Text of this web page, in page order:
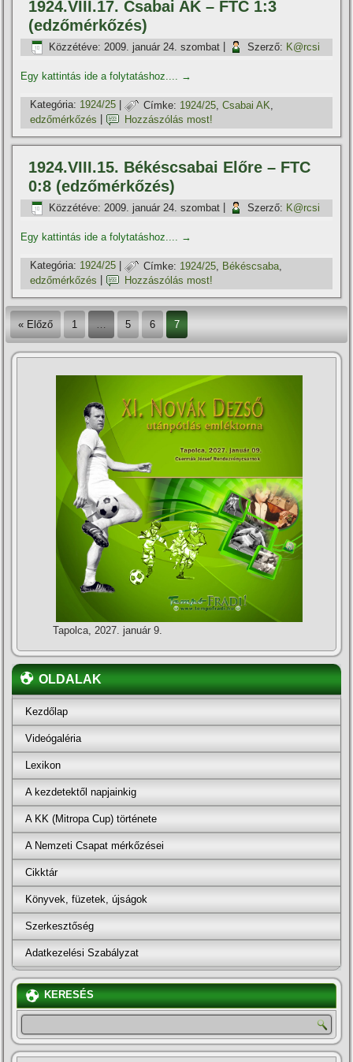
1924.VIII.17. Csabai AK – FTC 1:3
(edzőmérkőzés)
Közzétéve: 2009. január 24. szombat Szerző: K@rcsi
Egy kattintás ide a folytatáshoz.... →
Kategória: 1924/25 | Címke: 1924/25 ,Csabai AK
edzőmérkőzés
Hozzászólás most!
1924.VIII.15. Békéscsabai Előre – FTC
0:8 (edzőmérkőzés)
Közzétéve: 2009. január 24. szombat Szerző: K@rcsi
Egy kattintás ide a folytatáshoz.... →
Kategória: 1924/25 | Címke: 1924/25 Békéscsaba
edzőmérkőzés
Hozzászólás most!
« Előző 1 … 5 6 7
Tapolca, 2027. január 9.
OLDALAK
Kezdőlap
Videógaléria
Lexikon
A kezdetektől napjainkig
A KK (Mitropa Cup) története
A Nemzeti Csapat mérkőzései
Cikktár
Könyvek, füzetek, újságok
Szerkesztőség
Adatkezelési Szabályzat
KERESÉS